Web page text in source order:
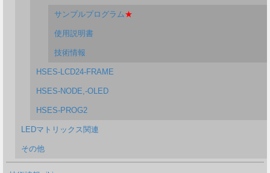
サンプルプログラム★
使用説明書
技術情報
HSES-LCD24-FRAME
HSES-NODE,-OLED
HSES-PROG2
LEDマトリックス関連
その他